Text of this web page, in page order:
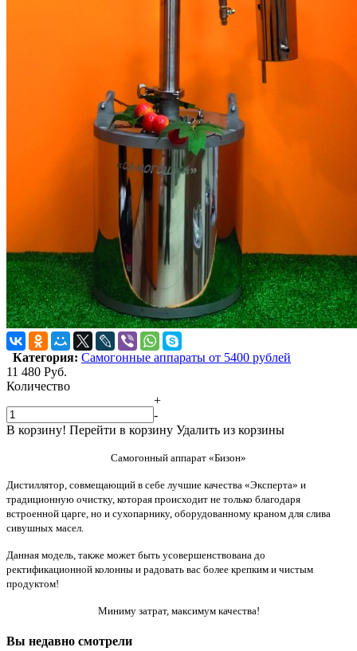
Категория: Самогонные аппараты от 5400 рублей
11 480 Руб.
Количество
+
-
В корзину! Перейти в корзину Удалить из корзины
Самогонный аппарат «Бизон»
Дистиллятор, совмещающий в себе лучшие качества «Эксперта» и
традиционную очистку, которая происходит не только благодаря
встроенной царге, но и сухопарнику, оборудованному краном для слива
сивушных масел.
Данная модель, также может быть усовершенствована до
ректификационной колонны и радовать вас более крепким и чистым
продуктом!
Миниму затрат, максимум качества!
Вы недавно смотрели